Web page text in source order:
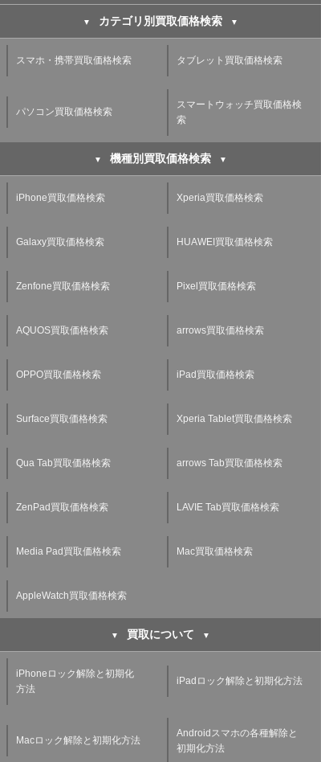
カテゴリ別買取価格検索
スマホ・携帯買取価格検索 タブレット買取価格検索
パソコン買取価格検索
スマートウォッチ買取価格検
索
機種別買取価格検索
iPhone買取価格検索 Xperia買取価格検索
Galaxy買取価格検索 HUAWEI買取価格検索
Zenfone買取価格検索 Pixel買取価格検索
AQUOS買取価格検索 arrows買取価格検索
OPPO買取価格検索 iPad買取価格検索
Surface買取価格検索 Xperia Tablet買取価格検索
Qua Tab買取価格検索 arrows Tab買取価格検索
ZenPad買取価格検索 LAVIE Tab買取価格検索
Media Pad買取価格検索 Mac買取価格検索
AppleWatch買取価格検索
買取について
iPhoneロック解除と初期化
方法
iPadロック解除と初期化方法
Macロック解除と初期化方法
Androidスマホの各種解除と
初期化方法